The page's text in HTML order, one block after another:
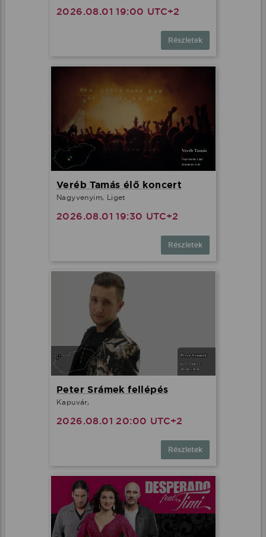
2026.08.01 19:00 UTC+2
Részletek
Veréb Tamás élő koncert
Nagyvenyim, Liget
2026.08.01 19:30 UTC+2
Részletek
Peter Srámek fellépés
Kapuvár,
2026.08.01 20:00 UTC+2
Részletek